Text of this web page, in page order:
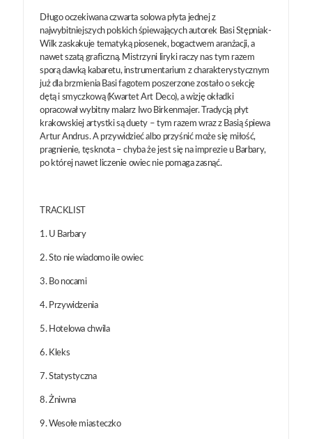
Długo oczekiwana czwarta solowa płyta jednej z
najwybitniejszych polskich śpiewających autorek Basi Stępniak-
Wilk zaskakuje tematyką piosenek, bogactwem aranżacji, a
nawet szatą graficzną. Mistrzyni liryki raczy nas tym razem
sporą dawką kabaretu, instrumentarium z charakterystycznym
już dla brzmienia Basi fagotem poszerzone zostało o sekcję
dętą i smyczkową (Kwartet Art Deco), a wizję okładki
opracował wybitny malarz Iwo Birkenmajer. Tradycją płyt
krakowskiej artystki są duety – tym razem wraz z Basią śpiewa
Artur Andrus. A przywidzieć albo przyśnić może się miłość,
pragnienie, tęsknota – chyba że jest się na imprezie u Barbary,
po której nawet liczenie owiec nie pomaga zasnąć.
TRACKLIST
1. U Barbary
2. Sto nie wiadomo ile owiec
3. Bo nocami
4. Przywidzenia
5. Hotelowa chwila
6. Kleks
7. Statystyczna
8. Żniwna
9. Wesołe miasteczko